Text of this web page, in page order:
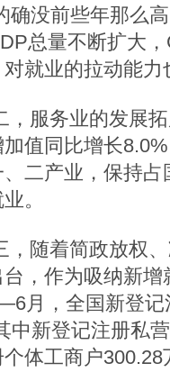
确没前些年那么
总量不断扩大
就业的拉动能
务业的发展拓
值同比增长
二产业，保持
。
着简政放权、
，作为吸纳新
月，全国新登记
中新登记注册私
体工商户